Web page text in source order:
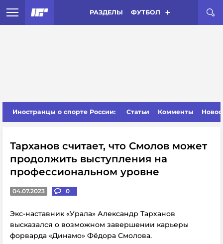
РАЗДЕЛЫ ФУТБОЛ
Иностранцы о спорте России: Статьи Комменты
Тарханов считает, что Смолов может
продолжить выступления на
профессиональном уровне
04.07.2023 0
Экс-наставник «Урала» Александр Тарханов
высказался о возможном завершении карьеры
форварда «Динамо» Фёдора Смолова.